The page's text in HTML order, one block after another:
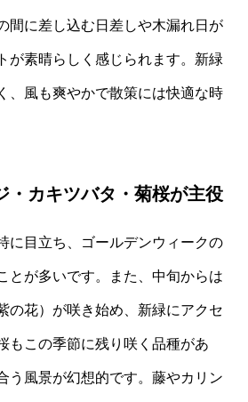
間に差し込む日差しや木漏れ日が
が素晴らしく感じられます。新緑
、風も爽やかで散策には快適な時
・カキツバタ・菊桜が主役
に目立ち、ゴールデンウィークの
とが多いです。また、中旬からは
の花）が咲き始め、新緑にアクセ
もこの季節に残り咲く品種があ
う風景が幻想的です。藤やカリン